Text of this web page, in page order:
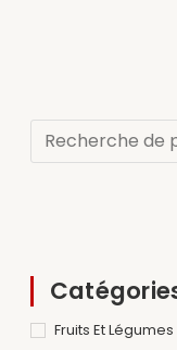
Fruits Et Légumes